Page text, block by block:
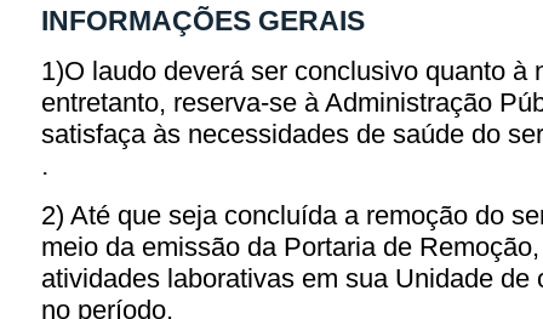
INFORMAÇÕES GERAIS
1)O laudo deverá ser conclusivo quanto
entretanto, reserva-se à Administração
satisfaça às necessidades de saúde do
.
2) Até que seja concluída a remoção do
meio da emissão da Portaria de
atividades laborativas em sua Unidade
no período.